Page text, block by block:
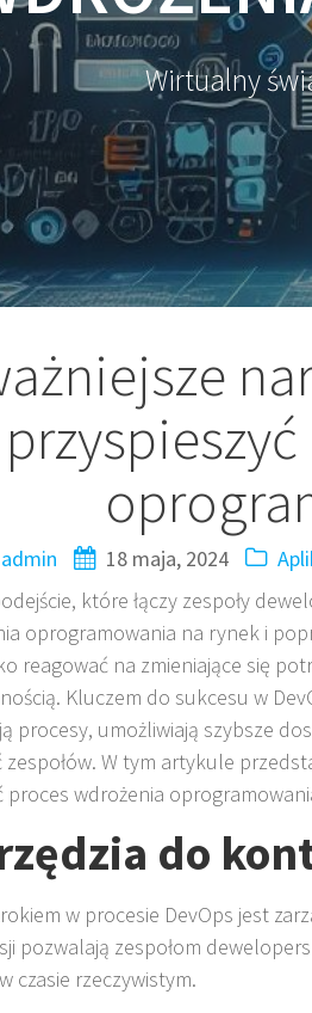
Wirtualny
admin 18 maja, 2024
które łączy zespoły
oprogramowania na rynek i
reagować na zmieniające się
Kluczem do sukcesu w
procesy, umożliwiają szybsze
W tym artykule
proces wdrożenia
do
w procesie DevOps jest
pozwalają zespołom
czasie rzeczywistym.